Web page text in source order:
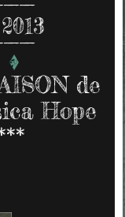
de
Hope